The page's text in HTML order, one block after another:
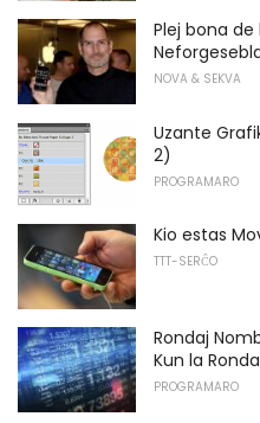
Plej bona de
NOVA & SEKVA
Uzante
2)
PROGRAMARO
Kio estas
TTT-SERĈO
Rondaj
Kun la
PROGRAMARO